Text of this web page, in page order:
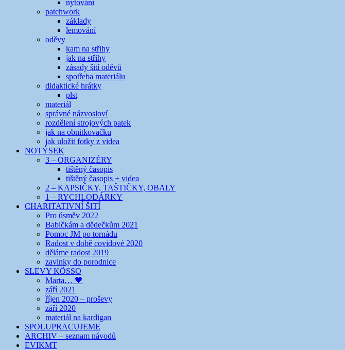
nýtování
patchwork
základy
lemování
oděvy
kam na střihy
jak na střihy
zásady šití oděvů
spotřeba materiálu
didaktické hrátky
plst
materiál
správné názvosloví
rozdělení strojových patek
jak na obnitkovačku
jak uložit fotky z videa
NOTÝSEK
3 – ORGANIZÉRY
tištěný časopis
tištěný časopis + videa
2 – KAPSIČKY, TAŠTIČKY, OBALY
1 – RYCHLODÁRKY
CHARITATIVNÍ ŠITÍ
Pro úsměv 2022
Babičkám a dědečkům 2021
Pomoc JM po tornádu
Radost v době covidové 2020
děláme radost 2019
zavinky do porodnice
SLEVY KÖSSO
Marta… 🖤
září 2021
říjen 2020 – proševy
září 2020
materiál na kardigan
SPOLUPRACUJEME
ARCHIV – seznam návodů
EVIKMT